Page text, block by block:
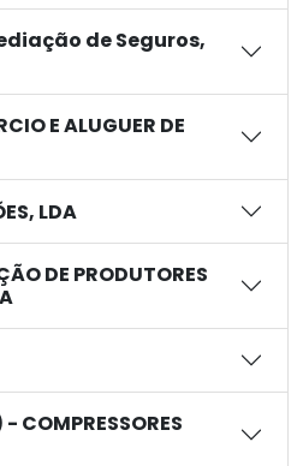
de Seguros,
E ALUGUER DE
LDA
DE PRODUTORES
COMPRESSORES